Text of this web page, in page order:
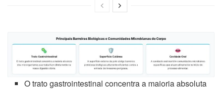
O trato gastrointestinal concentra a maioria absoluta